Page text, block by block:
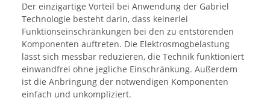
Der einzigartige Vorteil bei Anwendung der Gabriel
Technologie besteht darin, dass keinerlei
Funktionseinschränkungen bei den zu entstörenden
Komponenten auftreten. Die Elektrosmogbelastung
lässt sich messbar reduzieren, die Technik funktioniert
einwandfrei ohne jegliche Einschränkung. Außerdem
ist die Anbringung der notwendigen Komponenten
einfach und unkompliziert.